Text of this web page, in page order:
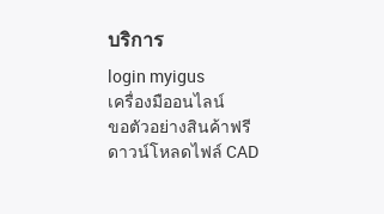
บริการ
login myigus
เครื่องมืออนไลน์
ขอตัวอย่างสินค้าฟรี
ดาวน์โหลดไฟล์ CAD